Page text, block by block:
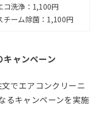
洗浄：1,100円
ーム除菌：1,100円
ャンペーン
でエアコンクリーニ
るキャンペーンを実施